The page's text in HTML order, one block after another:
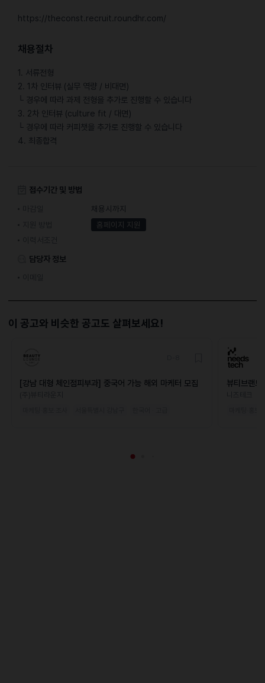
https://theconst.recruit.roundhr.com/
채용절차
1. 서류전형
2. 1차 인터뷰 (실무 역량 / 비대면)
└ 경우에 따라 과제 전형을 추가로 진행할 수 있습니다
3. 2차 인터뷰 (culture fit / 대면)
└ 경우에 따라 커피챗을 추가로 진행할 수 있습니다
4. 최종합격
접수기간 및 방법
채용시까지
홈페이지 지원
담당자 정보
이 공고와 비슷한 공고도 살펴보세요!
[강남 대형 체인점피부과] 중국어 가능 해외 마케터 모집 뷰티브랜